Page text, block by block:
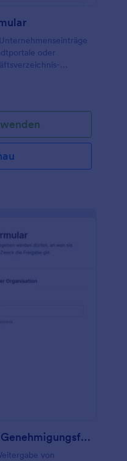
oder
zentraler Verwaltung
Informationsfreigabe Genehmigungsformular
von